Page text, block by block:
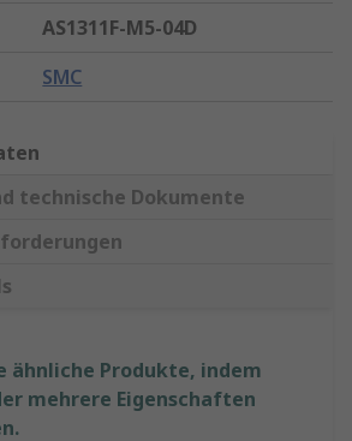
AS1311F-M5-04D
SMC
technische Dokumente
ähnliche Produkte, indem
mehrere Eigenschaften